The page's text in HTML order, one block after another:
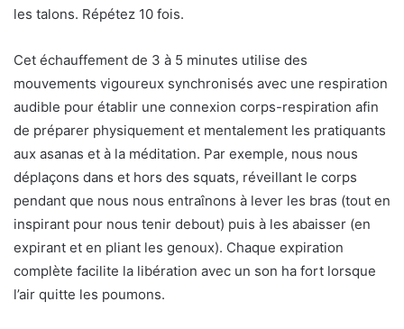
les talons. Répétez 10 fois.
Cet échauffement de 3 à 5 minutes utilise des
mouvements vigoureux synchronisés avec une respiration
audible pour établir une connexion corps-respiration afin
de préparer physiquement et mentalement les pratiquants
aux asanas et à la méditation. Par exemple, nous nous
déplaçons dans et hors des squats, réveillant le corps
pendant que nous nous entraînons à lever les bras (tout en
inspirant pour nous tenir debout) puis à les abaisser (en
expirant et en pliant les genoux). Chaque expiration
complète facilite la libération avec un son ha fort lorsque
l’air quitte les poumons.